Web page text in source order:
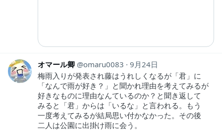
オマール卿 omaru0083
9月24日
梅雨入りが発表され藤はうれしくなるが「君」に
「なんで雨が好き？」と聞かれ理由を考えてみるが
好きなものに理由なんているのか？と聞き返して
みると「君」からは「いるな」と言われる。もう
一度考えてみるが結局思い付かなかった。その後
二人は公園に出掛け雨に会う。